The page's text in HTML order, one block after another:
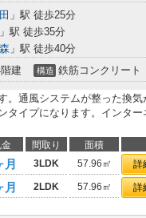
」駅 徒歩25分
」駅 徒歩35分
」駅 徒歩40分
建 構造 鉄筋コンクリート
。通風システムが整った換
タイプになります。インタ
間取り 面積
月 3LDK 57.96㎡ 詳
月 2LDK 57.96㎡ 詳